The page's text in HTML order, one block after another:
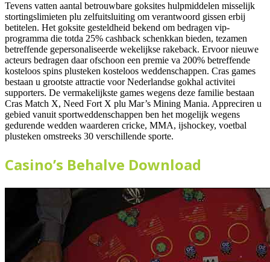
Tevens vatten aantal betrouwbare goksites hulpmiddelen misselijk
stortingslimieten plu zelfuitsluiting om verantwoord gissen erbij
betitelen. Het goksite gesteldheid bekend om bedragen vip-
programma die totda 25% cashback schenkkan bieden, tezamen
betreffende gepersonaliseerde wekelijkse rakeback. Ervoor nieuwe
acteurs bedragen daar ofschoon een premie va 200% betreffende
kosteloos spins plusteken kosteloos weddenschappen. Cras games
bestaan u grootste attractie voor Nederlandse gokhal activitei
supporters. De vermakelijkste games wegens deze familie bestaan
Cras Match X, Need Fort X plu Mar’s Mining Mania. Appreciren u
gebied vanuit sportweddenschappen ben het mogelijk wegens
gedurende wedden waarderen cricke, MMA, ijshockey, voetbal
plusteken omstreeks 30 verschillende sporte.
Casino’s Behalve Download